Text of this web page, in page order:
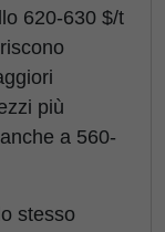
620-630 $/t
più
a 560-
stesso